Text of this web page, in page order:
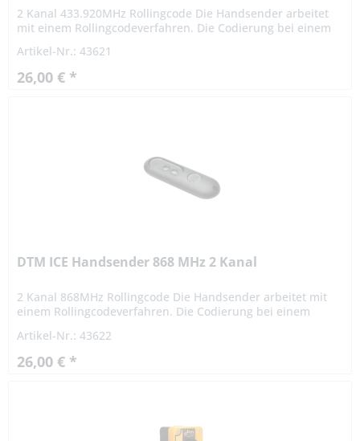
2 Kanal 433.920MHz Rollingcode Die Handsender arbeitet
mit einem Rollingcodeverfahren. Die Codierung bei einem
nach...
Artikel-Nr.: 43621
26,00 € *
DTM ICE Handsender 868 MHz 2 Kanal
2 Kanal 868MHz Rollingcode Die Handsender arbeitet mit
einem Rollingcodeverfahren. Die Codierung bei einem
nach einer...
Artikel-Nr.: 43622
26,00 € *